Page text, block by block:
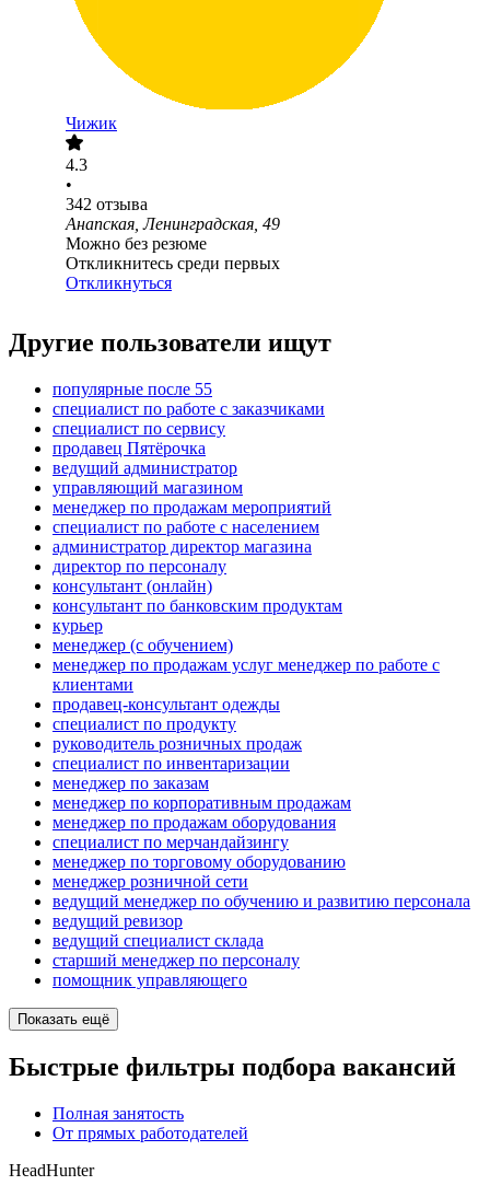
Чижик
4.3
•
342 отзыва
Анапская, Ленинградская, 49
Можно без резюме
Откликнитесь среди первых
Откликнуться
Другие пользователи ищут
популярные после 55
специалист по работе с заказчиками
специалист по сервису
продавец Пятёрочка
ведущий администратор
управляющий магазином
менеджер по продажам мероприятий
специалист по работе с населением
администратор директор магазина
директор по персоналу
консультант (онлайн)
консультант по банковским продуктам
курьер
менеджер (с обучением)
менеджер по продажам услуг менеджер по работе с
клиентами
продавец-консультант одежды
специалист по продукту
руководитель розничных продаж
специалист по инвентаризации
менеджер по заказам
менеджер по корпоративным продажам
менеджер по продажам оборудования
специалист по мерчандайзингу
менеджер по торговому оборудованию
менеджер розничной сети
ведущий менеджер по обучению и развитию персонала
ведущий ревизор
ведущий специалист склада
старший менеджер по персоналу
помощник управляющего
Показать ещё
Быстрые фильтры подбора вакансий
Полная занятость
От прямых работодателей
HeadHunter